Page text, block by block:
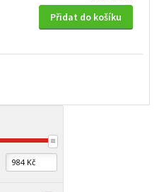
Přidat do košíku